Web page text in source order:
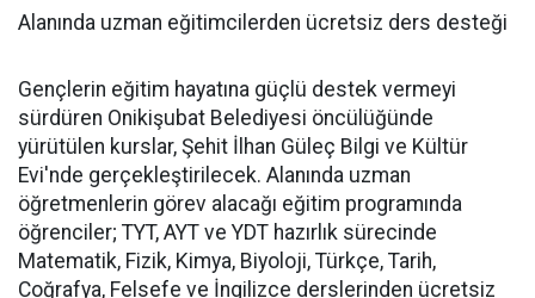
Alanında uzman eğitimcilerden ücretsiz ders desteği
Gençlerin eğitim hayatına güçlü destek vermeyi
sürdüren Onikişubat Belediyesi öncülüğünde
yürütülen kurslar, Şehit İlhan Güleç Bilgi ve Kültür
Evi'nde gerçekleştirilecek. Alanında uzman
öğretmenlerin görev alacağı eğitim programında
öğrenciler; TYT, AYT ve YDT hazırlık sürecinde
Matematik, Fizik, Kimya, Biyoloji, Türkçe, Tarih,
Coğrafya, Felsefe ve İngilizce derslerinden ücretsiz